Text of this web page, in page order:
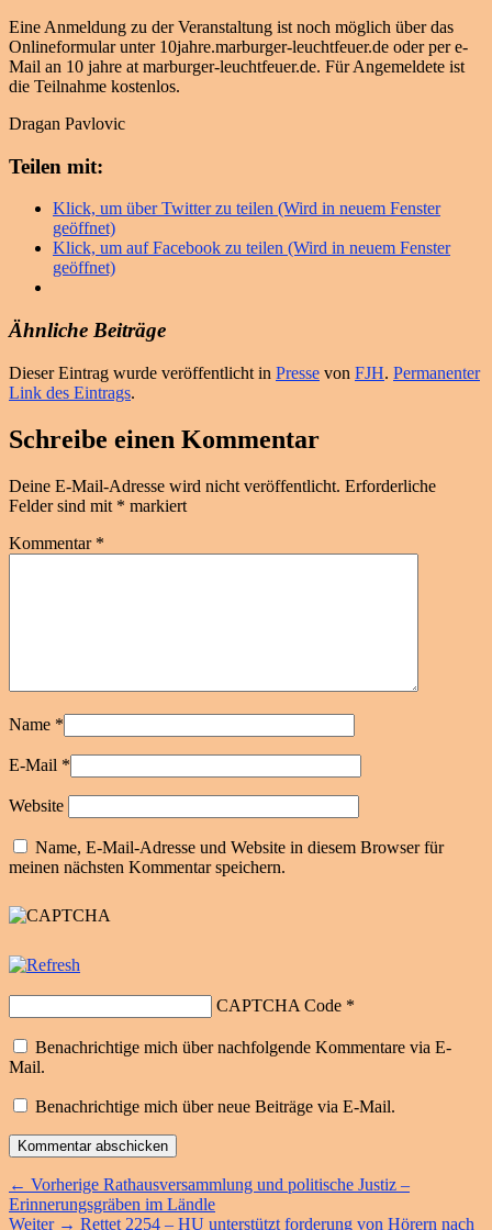
Eine Anmeldung zu der Veranstaltung ist noch möglich über das
Onlineformular unter 10jahre.marburger-leuchtfeuer.de oder per e-
Mail an 10 jahre at marburger-leuchtfeuer.de. Für Angemeldete ist
die Teilnahme kostenlos.
Dragan Pavlovic
Teilen mit:
Klick, um über Twitter zu teilen (Wird in neuem Fenster
geöffnet)
Klick, um auf Facebook zu teilen (Wird in neuem Fenster
geöffnet)
Ähnliche Beiträge
Dieser Eintrag wurde veröffentlicht in Presse von FJH. Permanenter
Link des Eintrags.
Schreibe einen Kommentar
Deine E-Mail-Adresse wird nicht veröffentlicht. Erforderliche
Felder sind mit * markiert
Kommentar *
Name *
E-Mail *
Website
Name, E-Mail-Adresse und Website in diesem Browser für
meinen nächsten Kommentar speichern.
CAPTCHA Code *
Benachrichtige mich über nachfolgende Kommentare via E-
Mail.
Benachrichtige mich über neue Beiträge via E-Mail.
Beitragsnavigation
← Vorherige Vorheriger
Beitrag:
Rathausversammlung und politische Justiz –
Erinnerungsgräben im Ländle
Weiter → Nächster
Rettet 2254 – HU unterstützt forderung von Hörern nach